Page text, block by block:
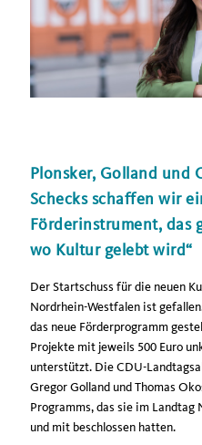
Plonsker, Golland und
Schecks schaffen wir
Förderinstrument, das
wo Kultur gelebt wird“
Der Startschuss für die neuen
Nordrhein-Westfalen ist
das neue Förderprogramm
Projekte mit jeweils 500 Euro
unterstützt. Die CDU-
Gregor Golland und Thomas
Programms, das sie im
und mit beschlossen hatten.